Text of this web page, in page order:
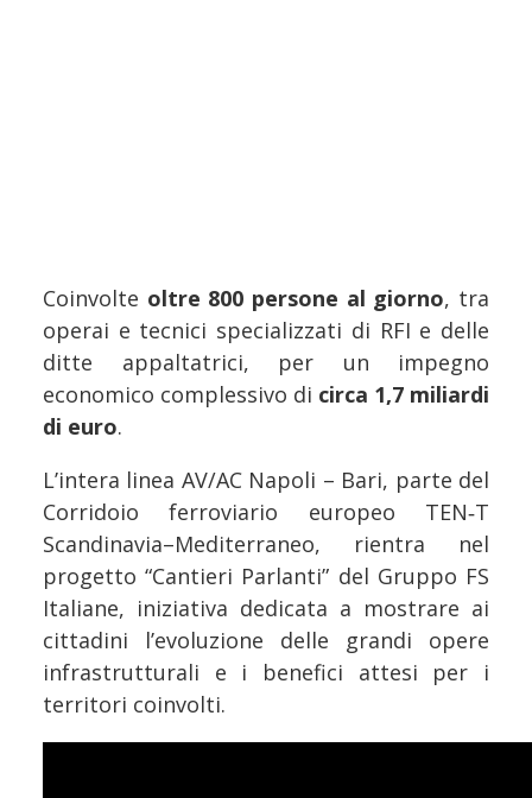
Coinvolte oltre 800 persone al giorno, tra
operai e tecnici specializzati di RFI e delle
ditte appaltatrici, per un impegno
economico complessivo di circa 1,7 miliardi
di euro.
L’intera linea AV/AC Napoli – Bari, parte del
Corridoio ferroviario europeo TEN‑T
Scandinavia–Mediterraneo, rientra nel
progetto “Cantieri Parlanti” del Gruppo FS
Italiane, iniziativa dedicata a mostrare ai
cittadini l’evoluzione delle grandi opere
infrastrutturali e i benefici attesi per i
territori coinvolti.